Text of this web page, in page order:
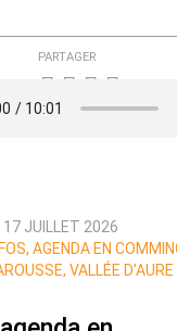
PARTAGER
17 JUILLET 2026
AGENDA EN
VALLÉE